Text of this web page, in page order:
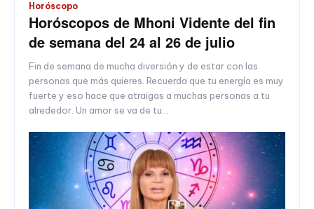
Horóscopo
Horóscopos de Mhoni Vidente del fin
de semana del 24 al 26 de julio
Fin de semana de mucha diversión y de estar con las
personas que más quieres. Recuerda que tu energía es muy
fuerte y eso hace que atraigas a muchas personas a tu
alrededor. Un amor se va de tu...